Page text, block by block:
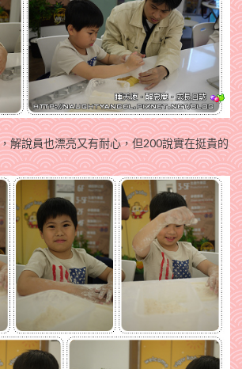
解說員也漂亮又有耐心，但200說實在挺貴的